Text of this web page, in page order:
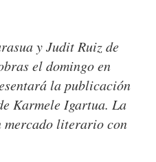
y Judit Ruiz de
el domingo en
la publicación
Karmele Igartua. La
mercado literario con